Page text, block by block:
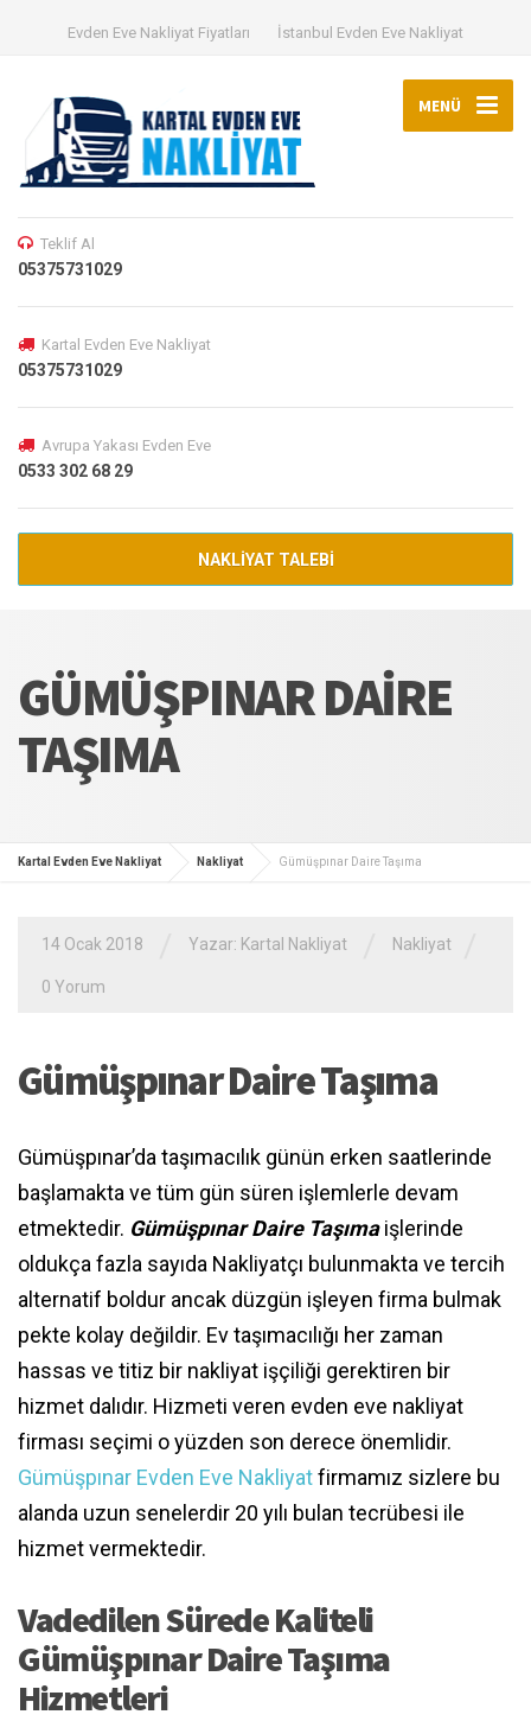
Evden Eve Nakliyat Fiyatları İstanbul Evden Eve Nakliyat
MENÜ
Teklif Al
05375731029
Kartal Evden Eve Nakliyat
05375731029
Avrupa Yakası Evden Eve
0533 302 68 29
NAKLİYAT TALEBİ
GÜMÜŞPINAR DAIRE
TAŞIMA
Kartal Evden Eve Nakliyat Nakliyat Gümüşpınar Daire Taşıma
14 Ocak 2018 Yazar: Kartal Nakliyat Nakliyat
0 Yorum
Gümüşpınar Daire Taşıma
Gümüşpınar’da taşımacılık günün erken saatlerinde
başlamakta ve tüm gün süren işlemlerle devam
etmektedir. Gümüşpınar Daire Taşımaişlerinde
oldukça fazla sayıda Nakliyatçı bulunmakta ve tercih
alternatif boldur ancak düzgün işleyen firma bulmak
pekte kolay değildir. Ev taşımacılığı her zaman
hassas ve titiz bir nakliyat işçiliği gerektiren bir
hizmet dalıdır. Hizmeti veren evden eve nakliyat
firması seçimi o yüzden son derece önemlidir.
Gümüşpınar Evden Eve Nakliyatfirmamız sizlere bu
alanda uzun senelerdir 20 yılı bulan tecrübesi ile
hizmet vermektedir.
Vadedilen Sürede Kaliteli
Gümüşpınar Daire Taşıma
Hizmetleri